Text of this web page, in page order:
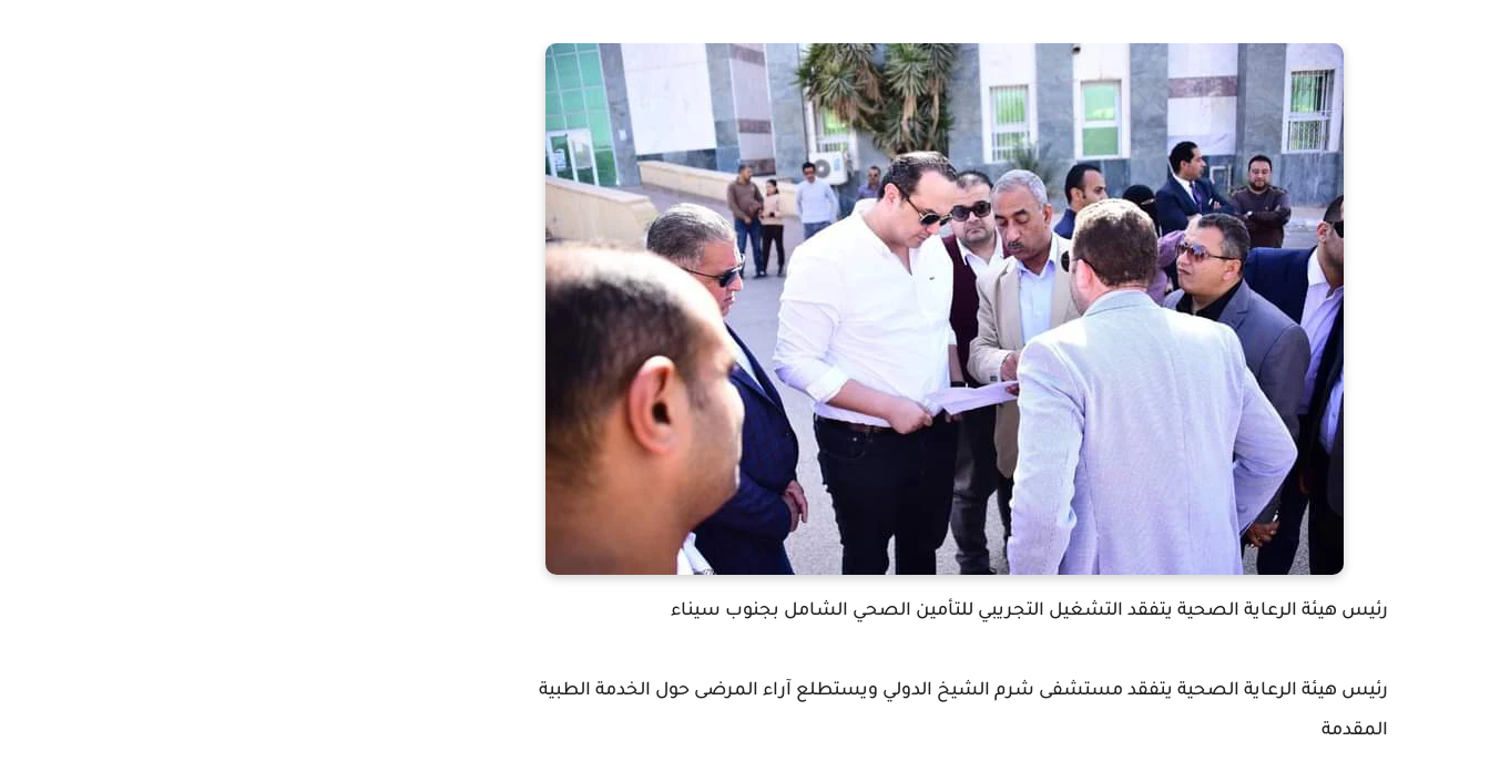
رئيس هيئة الرعاية الصحية يتفقد التشغيل التجريبي للتأمين الصحي الشامل بجنوب سيناء
رئيس هيئة الرعاية الصحية يتفقد مستشفى شرم الشيخ الدولي ويستطلع آراء المرضى حول الخدمة الطبية
المقدمة